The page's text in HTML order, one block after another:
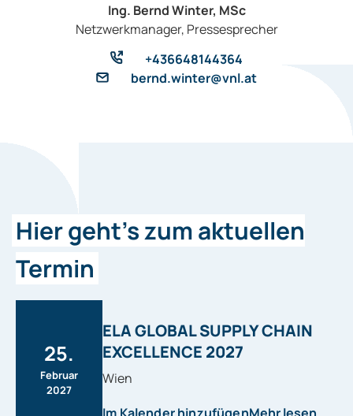
Ing. Bernd Winter, MSc
Netzwerkmanager, Pressesprecher
+436648144364
bernd.winter@vnl.at
Hier geht's zum aktuellen
Termin
25.
Februar
2027
ELA GLOBAL SUPPLY CHAIN
EXCELLENCE 2027
Wien
Im Kalender hinzufügenMehr lesen